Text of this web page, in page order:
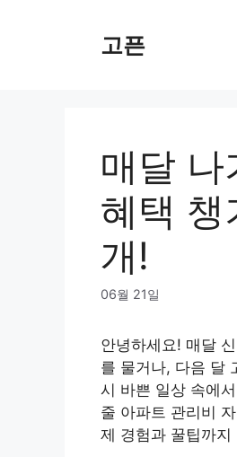
고픈
매달 나
혜택 챙
개!
06월 21일
안녕하세요! 매달
를 물거나, 다음 달
시 바쁜 일상 속에
줄 아파트 관리비
제 경험과 꿀팁까